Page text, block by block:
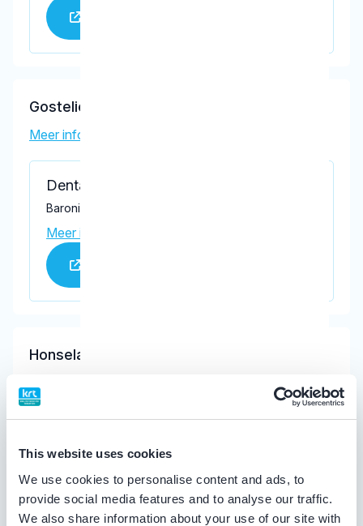
This website uses cookies
We use cookies to personalise content and ads, to
provide social media features and to analyse our traffic.
We also share information about your use of our site with
Gostelie-Hoekstra, A.C.
Meer informatie tandarts
Dental Clinics Hedel
Baronieweg 2b, Hedel 5321 JV
Meer informatie praktijk
Honselaar, F.A.M.
Baronieweg 2b, Hedel 5321 JV
Meer informatie praktijk
Praktijk website